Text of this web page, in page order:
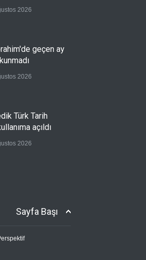
2026
geçen ay
2026
Türk Tarih
açıldı
2026
Uluslararası
Sayfa Başı